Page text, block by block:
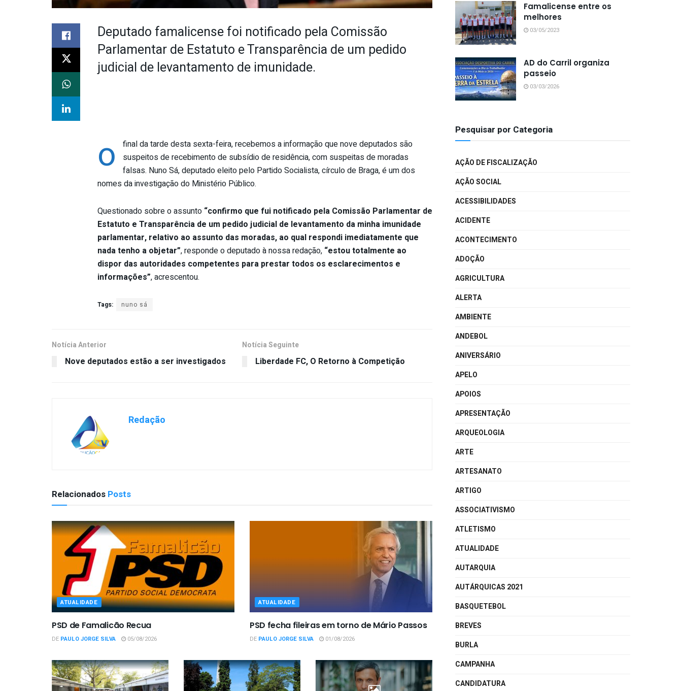
Deputado famalicense foi notificado pela Comissão
Parlamentar de Estatuto e Transparência de um pedido
judicial de levantamento de imunidade.
o
final da tarde desta sexta-feira, recebemos a informação que nove deputados são
suspeitos de recebimento de subsídio de residência, com suspeitas de moradas
falsas. Nuno Sá, deputado eleito pelo Partido Socialista, círculo de Braga, é um dos
nomes da investigação do Ministério Público.
Questionado sobre o assunto “confirmo que fui notificado pela Comissão Parlamentar de
Estatuto e Transparência de um pedido judicial de levantamento da minha imunidade
parlamentar, relativo ao assunto das moradas, ao qual respondi imediatamente que
nada tenho a objetar”, responde o deputado à nossa redação, “estou totalmente ao
dispor das autoridades competentes para prestar todos os esclarecimentos e
informações”, acrescentou.
Tags: nuno sá
Notícia Anterior
Nove deputados estão a ser investigados
Notícia Seguinte
Liberdade FC, O Retorno à Competição
Redação
Relacionados Posts
ATUALIDADE
PSD de Famalicão Recua
DE PAULO JORGE SILVA 05/08/2026
ATUALIDADE
PSD fecha fileiras em torno de Mário Passos
DE PAULO JORGE SILVA 01/08/2026
Famalicense entre os
melhores
03/05/2023
AD do Carril organiza
passeio
03/03/2026
Pesquisar por Categoria
AÇÃO DE FISCALIZAÇÃO
AÇÃO SOCIAL
ACESSIBILIDADES
ACIDENTE
ACONTECIMENTO
ADOÇÃO
AGRICULTURA
ALERTA
AMBIENTE
ANDEBOL
ANIVERSÁRIO
APELO
APOIOS
APRESENTAÇÃO
ARQUEOLOGIA
ARTE
ARTESANATO
ARTIGO
ASSOCIATIVISMO
ATLETISMO
ATUALIDADE
AUTARQUIA
AUTÁRQUICAS 2021
BASQUETEBOL
BREVES
BURLA
CAMPANHA
CANDIDATURA